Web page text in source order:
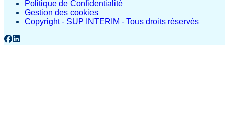
Politique de Confidentialité
Gestion des cookies
Copyright - SUP INTERIM - Tous droits réservés